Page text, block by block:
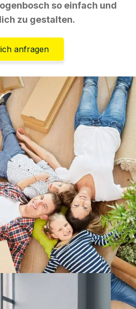
so einfach und
zu gestalten.
anfragen